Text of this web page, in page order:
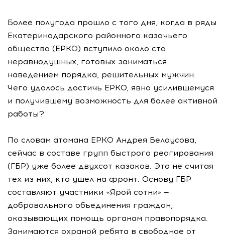
Более полугода прошло с того дня, когда в ряды
Екатеринодарского районного казачьего
общества (ЕРКО) вступило около ста
неравнодушных, готовых заниматься
наведением порядка, решительных мужчин.
Чего удалось достичь ЕРКО, явно усилившемуся
и получившему возможность для более активной
работы?
По словам атамана ЕРКО Андрея Белоусова,
сейчас в составе групп быстрого реагирования
(ГБР) уже более двухсот казаков. Это не считая
тех из них, кто ушел на фронт. Основу ГБР
составляют участники «Ярой сотни» —
добровольного объединения граждан,
оказывающих помощь органам правопорядка.
Занимаются охраной ребята в свободное от